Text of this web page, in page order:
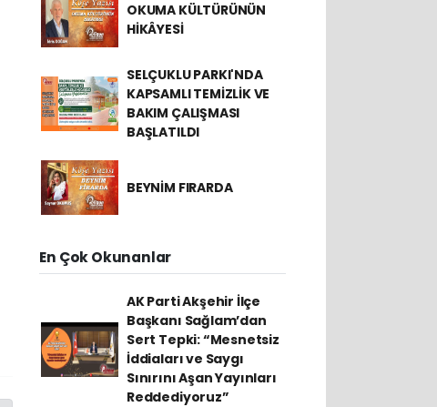
OKUMA KÜLTÜRÜNÜN
HİKÂYESİ
SELÇUKLU PARKI'NDA
KAPSAMLI TEMİZLİK VE
BAKIM ÇALIŞMASI
BAŞLATILDI
BEYNİM FIRARDA
En Çok Okunanlar
AK Parti Akşehir İlçe
Başkanı Sağlam’dan
Sert Tepki: “Mesnetsiz
İddiaları ve Saygı
Sınırını Aşan Yayınları
Reddediyoruz”